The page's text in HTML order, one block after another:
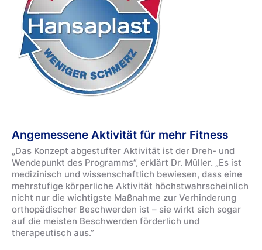
Angemessene Aktivität für mehr Fitness
„Das Konzept abgestufter Aktivität ist der Dreh- und
Wendepunkt des Programms”, erklärt Dr. Müller. „Es ist
medizinisch und wissenschaftlich bewiesen, dass eine
mehrstufige körperliche Aktivität höchstwahrscheinlich
nicht nur die wichtigste Maßnahme zur Verhinderung
orthopädischer Beschwerden ist – sie wirkt sich sogar
auf die meisten Beschwerden förderlich und
therapeutisch aus.”